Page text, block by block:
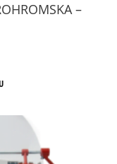
–